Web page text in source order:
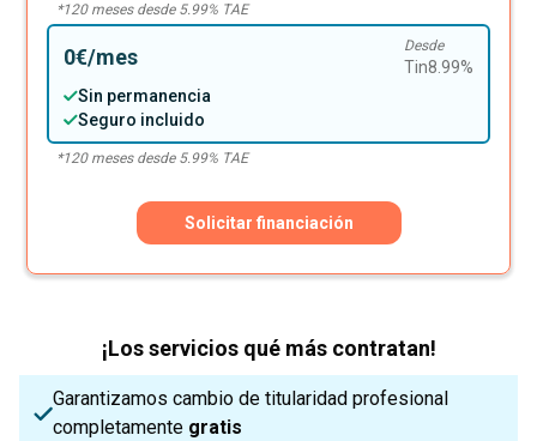
*120meses desde 5.99% TAE
0€/mes Desde
Tin8.99%
Sin permanencia
Seguro incluido
*120meses desde 5.99% TAE
Solicitar financiación
¡Los servicios qué más contratan!
Garantizamos cambio de titularidad profesional
completamente gratis